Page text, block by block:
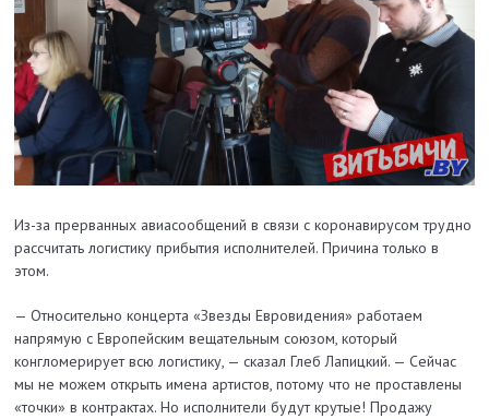
Из-за прерванных авиасообщений в связи с коронавирусом трудно
рассчитать логистику прибытия исполнителей. Причина только в
этом.
— Относительно концерта «Звезды Евровидения» работаем
напрямую с Европейским вещательным союзом, который
конгломерирует всю логистику, — сказал Глеб Лапицкий. — Сейчас
мы не можем открыть имена артистов, потому что не проставлены
«точки» в контрактах. Но исполнители будут крутые! Продажу